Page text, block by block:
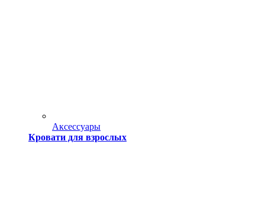
Аксессуары
Кровати для взрослых